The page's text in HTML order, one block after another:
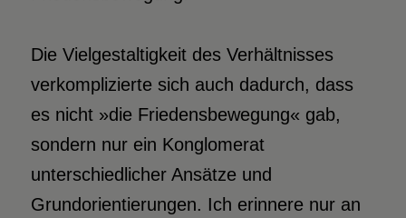
Die Vielgestaltigkeit des Verhältnisses
verkomplizierte sich auch dadurch, dass
es nicht »die Friedensbewegung« gab,
sondern nur ein Konglomerat
unterschiedlicher Ansätze und
Grundorientierungen. Ich erinnere nur an